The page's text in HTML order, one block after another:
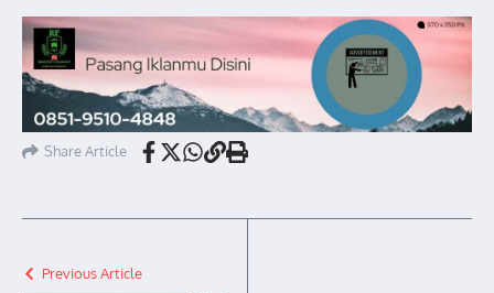
Share Article
Previous Article